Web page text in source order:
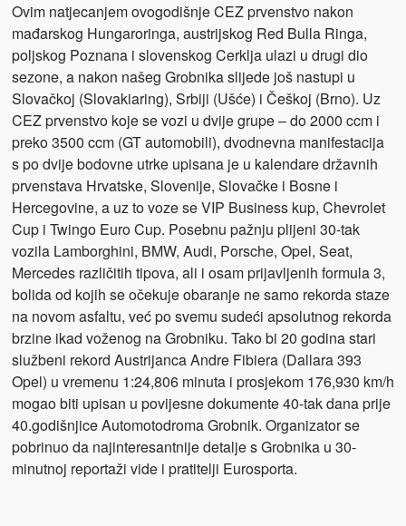
Ovim natjecanjem ovogodišnje CEZ prvenstvo nakon
mađarskog Hungaroringa, austrijskog Red Bulla Ringa,
poljskog Poznana i slovenskog Cerklja ulazi u drugi dio
sezone, a nakon našeg Grobnika slijede još nastupi u
Slovačkoj (Slovakiaring), Srbiji (Ušće) i Češkoj (Brno). Uz
CEZ prvenstvo koje se vozi u dvije grupe – do 2000 ccm i
preko 3500 ccm (GT automobili), dvodnevna manifestacija
s po dvije bodovne utrke upisana je u kalendare državnih
prvenstava Hrvatske, Slovenije, Slovačke i Bosne i
Hercegovine, a uz to voze se VIP Business kup, Chevrolet
Cup i Twingo Euro Cup. Posebnu pažnju plijeni 30-tak
vozila Lamborghini, BMW, Audi, Porsche, Opel, Seat,
Mercedes različitih tipova, ali i osam prijavljenih formula 3,
bolida od kojih se očekuje obaranje ne samo rekorda staze
na novom asfaltu, već po svemu sudeći apsolutnog rekorda
brzine ikad voženog na Grobniku. Tako bi 20 godina stari
službeni rekord Austrijanca Andre Fibiera (Dallara 393
Opel) u vremenu 1:24,806 minuta i prosjekom 176,930 km/h
mogao biti upisan u povijesne dokumente 40-tak dana prije
40.godišnjice Automotodroma Grobnik. Organizator se
pobrinuo da najinteresantnije detalje s Grobnika u 30-
minutnoj reportaži vide i pratitelji Eurosporta.